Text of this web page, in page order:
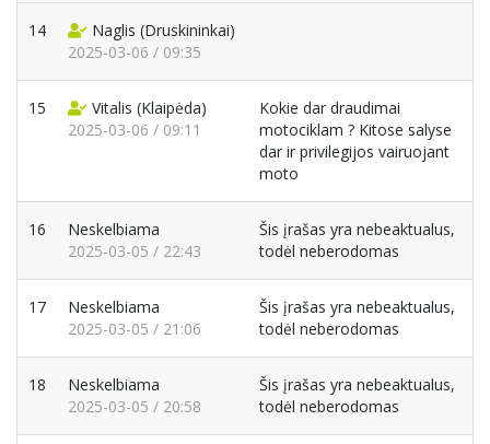
14 Naglis (Druskininkai)
2025-03-06 / 09:35
15 Vitalis (Klaipėda)
2025-03-06 / 09:11
Kokie dar draudimai
motociklam ? Kitose salyse
dar ir privilegijos vairuojant
moto
16
Neskelbiama
2025-03-05 / 22:43
Šis įrašas yra nebeaktualus,
todėl neberodomas
17
Neskelbiama
2025-03-05 / 21:06
Šis įrašas yra nebeaktualus,
todėl neberodomas
18
Neskelbiama
2025-03-05 / 20:58
Šis įrašas yra nebeaktualus,
todėl neberodomas